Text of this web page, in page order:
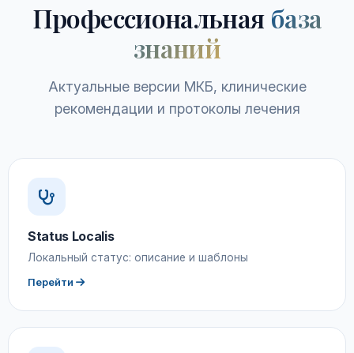
Профессиональная база
знаний
Актуальные версии МКБ, клинические
рекомендации и протоколы лечения
Status Localis
Локальный статус: описание и шаблоны
Перейти